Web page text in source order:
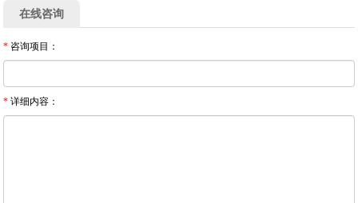
在线咨询
* 咨询项目：
* 详细内容：